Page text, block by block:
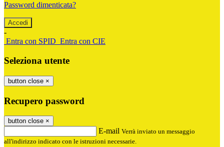
Password dimenticata?
-
Entra con SPID Entra con CIE
Seleziona utente
button close ×
Recupero password
button close ×
E-mail Verrà inviato un messaggio
all'indirizzo indicato con le istruzioni necessarie.